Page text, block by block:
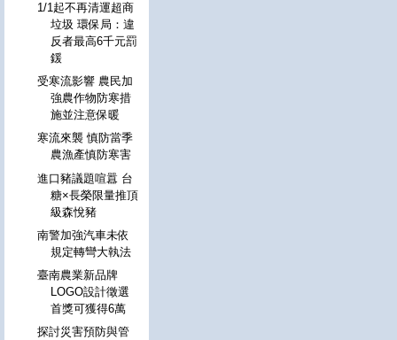
1/1起不再清運超商
垃圾 環保局：違
反者最高6千元罰
鍰
受寒流影響 農民加
強農作物防寒措
施並注意保暖
寒流來襲 慎防當季
農漁產慎防寒害
進口豬議題喧囂 台
糖×長榮限量推頂
級森悅豬
南警加強汽車未依
規定轉彎大執法
臺南農業新品牌
LOGO設計徵選
首獎可獲得6萬
探討災害預防與管